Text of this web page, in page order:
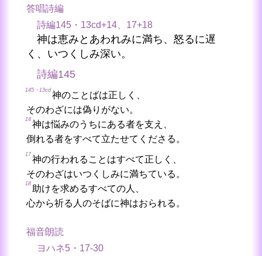
答唱詩編
詩編145・13cd+14、17+18
神は恵みとあわれみに満ち、怒るに遅
く、いつくしみ深い。
詩編145
145・13cd
神のことばは正しく、
そのわざには偽りがない。
14
神は悩みのうちにある者を支え、
倒れる者をすべて立たせてくださる。
17
神の行われることはすべて正しく、
そのわざはいつくしみに満ちている。
18
助けを求めるすべての人、
心から祈る人のそばに神はおられる。
福音朗読
ヨハネ5・17-30